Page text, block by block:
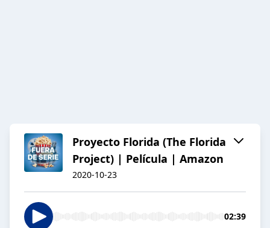
Proyecto Florida (The Florida
Project) | Película | Amazon
2020-10-23
02:39